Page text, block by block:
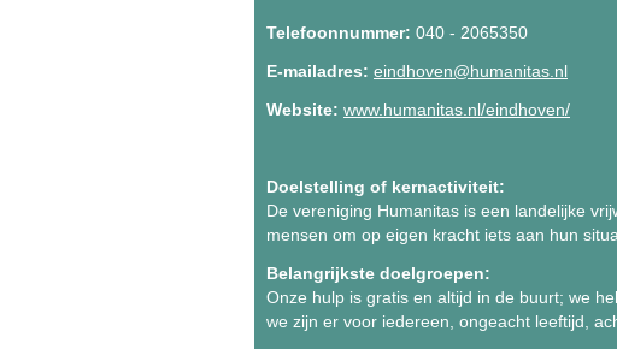
Telefoonnummer: 040 - 2065350
E-mailadres: eindhoven@humanitas.nl
Website: www.humanitas.nl/eindhoven/
Doelstelling of kernactiviteit:
De vereniging Humanitas is een landelijke
mensen om op eigen kracht iets aan hun
Belangrijkste doelgroepen:
Onze hulp is gratis en altijd in de buurt; we
we zijn er voor iedereen, ongeacht leeftijd,